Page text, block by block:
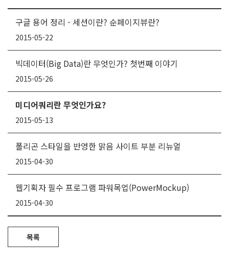
구글 용어 정리 - 세션이란? 순페이지뷰란?
2015-05-22
빅데이터(Big Data)란 무엇인가? 첫번째 이야기
2015-05-26
미디어쿼리란 무엇인가요?
2015-05-13
폴리곤 스타일을 반영한 맑음 사이트 부분 리뉴얼
2015-04-30
웹기획자 필수 프로그램 파워목업(PowerMockup)
2015-04-30
목록